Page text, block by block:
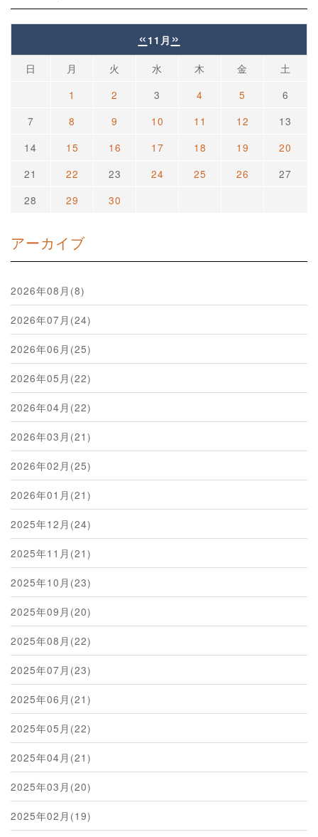
« 11月 »
日 月 火 水 木 金
土
1
2 3 4 5
6
7
8 9 10 11 12
13
14
15 16 17 18 19
20
21
22 23 24 25 26
27
28
29 30
アーカイブ
2026年08月(8)
2026年07月(24)
2026年06月(25)
2026年05月(22)
2026年04月(22)
2026年03月(21)
2026年02月(25)
2026年01月(21)
2025年12月(24)
2025年11月(21)
2025年10月(23)
2025年09月(20)
2025年08月(22)
2025年07月(23)
2025年06月(21)
2025年05月(22)
2025年04月(21)
2025年03月(20)
2025年02月(19)